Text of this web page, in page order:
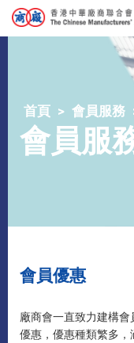
首頁 會員服務
會員服
會員優惠
廠商會一直致力建構
優惠，優惠種類繁多